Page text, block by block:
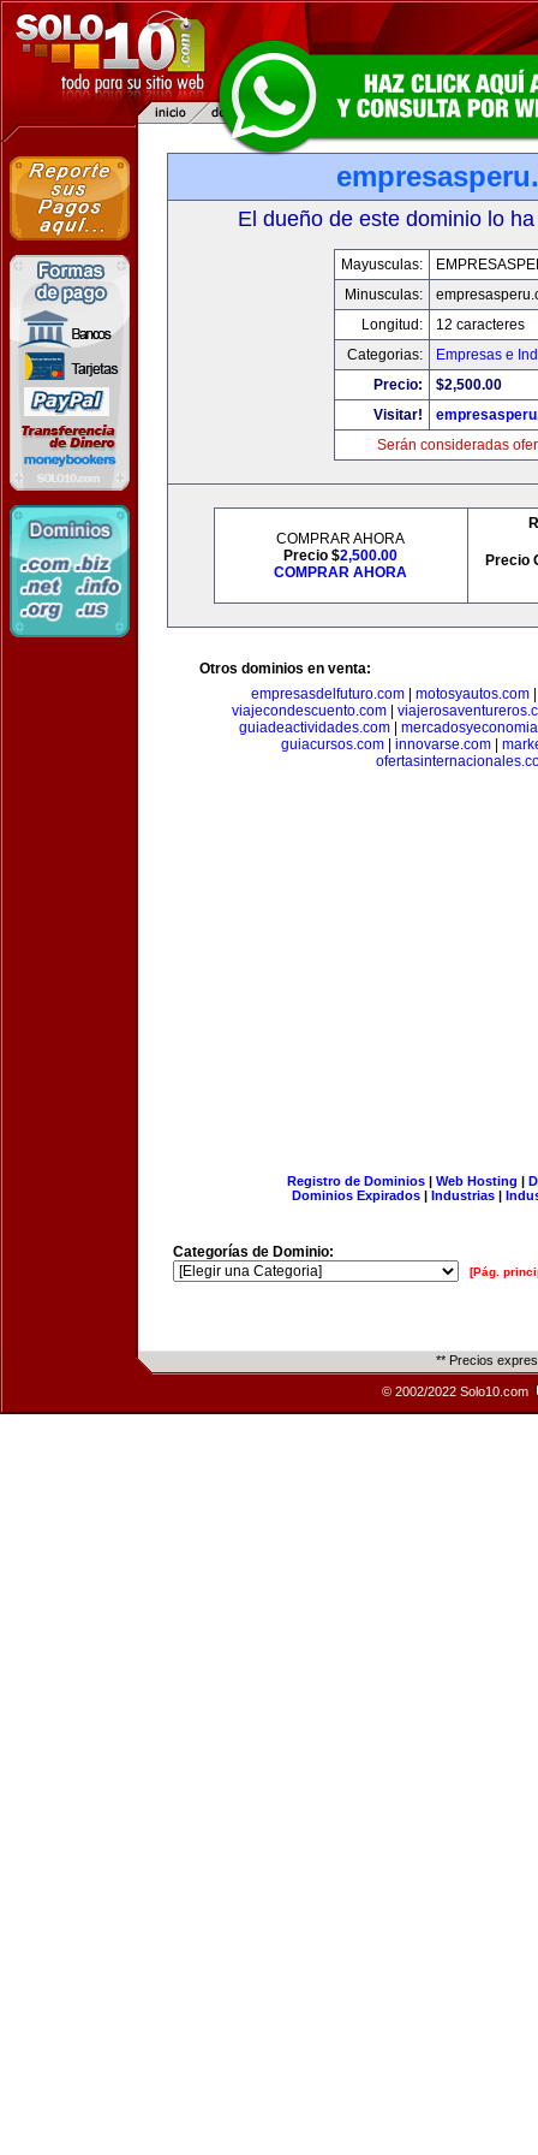
El dueño de este dominio lo
Mayusculas:
Minusculas:
Longitud:
12 caracteres
Categorias:
Empresas e
Precio:
$2,500.00
Visitar!
Serán consideradas
COMPRAR AHORA
Precio $2,500.00
COMPRAR AHORA
Precio
Otros dominios en venta:
empresasdelfuturo.com| motosyautos.com
viajecondescuento.com
guiadeactividades.com|
guiacursos.com| innovarse.com|
Registro de Dominios| Web Hosting |
Dominios Expirados | Industrias |
Categorías de Dominio:
[Pág.
** Precios
© 2002/2022 Solo10.com